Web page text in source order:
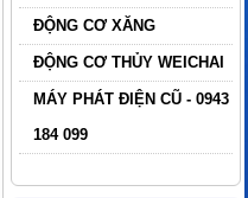
ĐỘNG CƠ XĂNG
ĐỘNG CƠ THỦY WEICHAI
MÁY PHÁT ĐIỆN CŨ - 0943
184 099